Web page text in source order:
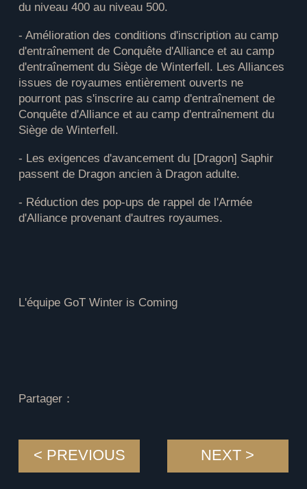
du niveau 400 au niveau 500.
- Amélioration des conditions d'inscription au camp
d'entraînement de Conquête d'Alliance et au camp
d'entraînement du Siège de Winterfell. Les Alliances
issues de royaumes entièrement ouverts ne
pourront pas s'inscrire au camp d'entraînement de
Conquête d'Alliance et au camp d'entraînement du
Siège de Winterfell.
- Les exigences d'avancement du [Dragon] Saphir
passent de Dragon ancien à Dragon adulte.
- Réduction des pop-ups de rappel de l'Armée
d'Alliance provenant d'autres royaumes.
L'équipe GoT Winter is Coming
Partager：
< PREVIOUS NEXT >